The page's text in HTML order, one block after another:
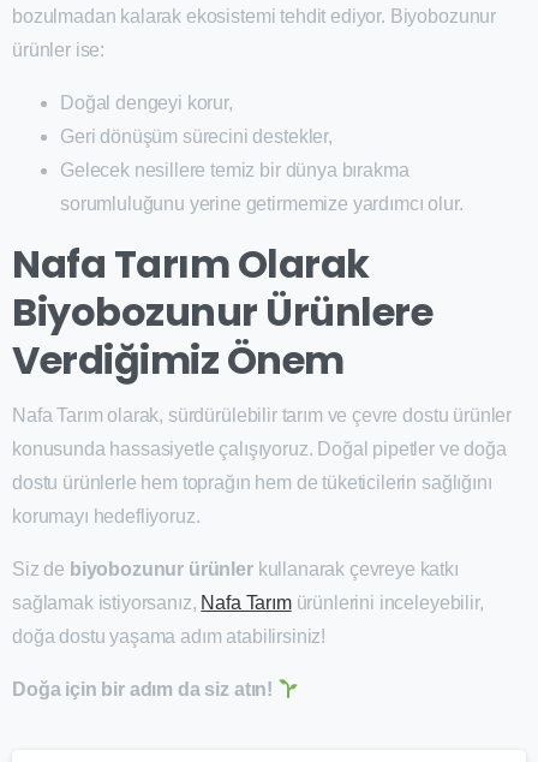
bozulmadan kalarak ekosistemi tehdit ediyor. Biyobozunur
ürünler ise:
Doğal dengeyi korur,
Geri dönüşüm sürecini destekler,
Gelecek nesillere temiz bir dünya bırakma
sorumluluğunu yerine getirmemize yardımcı olur.
Nafa Tarım Olarak
Biyobozunur Ürünlere
Verdiğimiz Önem
Nafa Tarım olarak, sürdürülebilir tarım ve çevre dostu ürünler
konusunda hassasiyetle çalışıyoruz. Doğal pipetler ve doğa
dostu ürünlerle hem toprağın hem de tüketicilerin sağlığını
korumayı hedefliyoruz.
Siz de biyobozunur ürünlerkullanarak çevreye katkı
sağlamak istiyorsanız, Nafa Tarımürünlerini inceleyebilir,
doğa dostu yaşama adım atabilirsiniz!
Doğa için bir adım da siz atın!